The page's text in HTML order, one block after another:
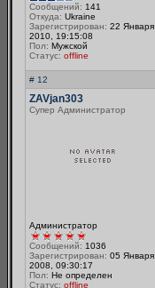
Сообщений: 141
Откуда: Ukraine
Зарегистрирован: 22 Января
2010, 19:15:08
Пол: Мужской
Статус: offline
# 12
ZAVjan303
Супер Администратор
Администратор
Сообщений: 1036
Зарегистрирован: 05 Января
2008, 09:30:17
Пол: Не определен
Статус: offline